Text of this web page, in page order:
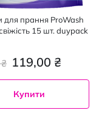
для прання ProWash
15 шт. duypack
119,00 ₴
Купити